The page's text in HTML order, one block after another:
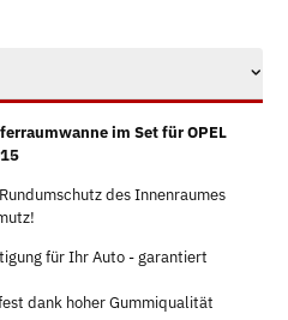
im Set für OPEL
des Innenraumes
für Ihr Auto - garantiert
dank hoher Gummiqualität